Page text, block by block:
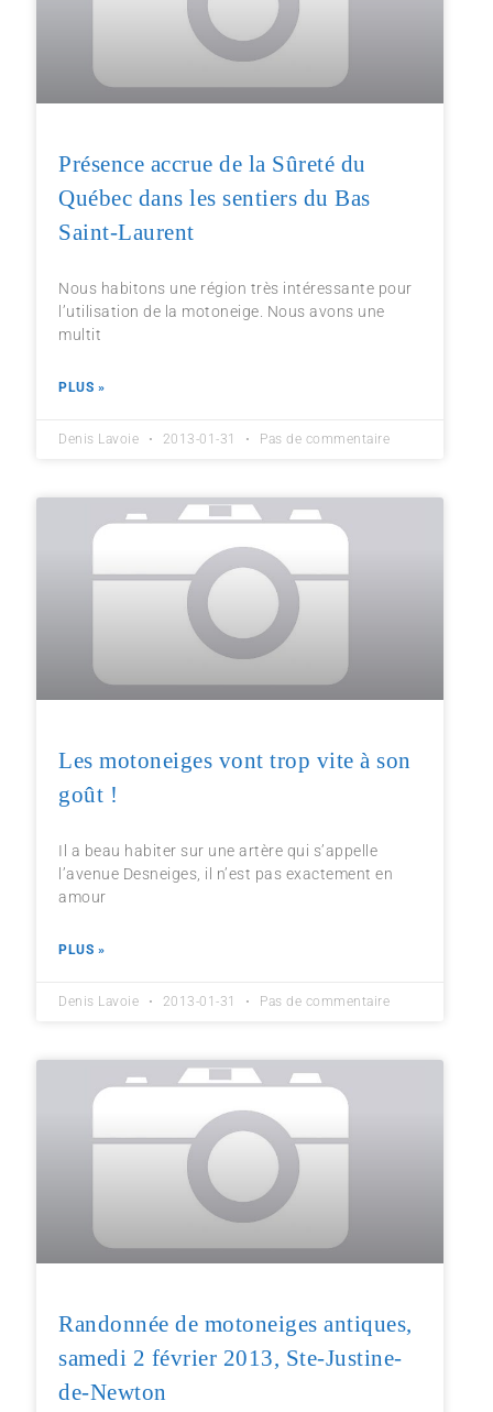
Présence accrue de la Sûreté du
Québec dans les sentiers du Bas
Saint-Laurent
Nous habitons une région très intéressante pour
l’utilisation de la motoneige. Nous avons une
multit
PLUS »
Denis Lavoie 2013-01-31 Pas de commentaire
Les motoneiges vont trop vite à son
goût !
Il a beau habiter sur une artère qui s’appelle
l’avenue Desneiges, il n’est pas exactement en
amour
PLUS »
Denis Lavoie 2013-01-31 Pas de commentaire
Randonnée de motoneiges antiques,
samedi 2 février 2013, Ste-Justine-
de-Newton